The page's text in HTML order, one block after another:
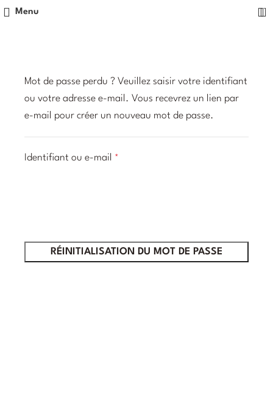
Menu 0
Mot de passe perdu ? Veuillez saisir votre identifiant
ou votre adresse e-mail. Vous recevrez un lien par
e-mail pour créer un nouveau mot de passe.
Identifiant ou e-mail *
RÉINITIALISATION DU MOT DE PASSE